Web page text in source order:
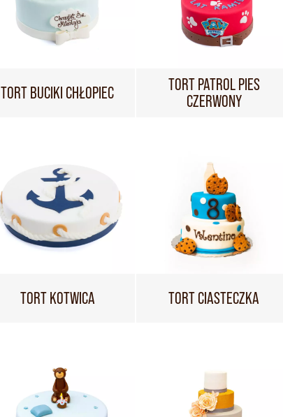
TORT BUCIKI CHŁOPIEC
TORT PATROL PIES
CZERWONY
TORT KOTWICA TORT CIASTECZKA